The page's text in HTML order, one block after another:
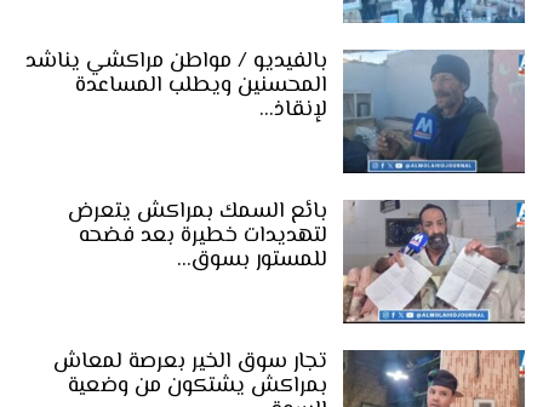
بالفيديو / مواطن مراكشي يناشد
المحسنين ويطلب المساعدة
لإنقاذ…
بائع السمك بمراكش يتعرض
لتهديدات خطيرة بعد فضحه
للمستور بسوق…
تجار سوق الخير بعرصة لمعاش
بمراكش يشتكون من وضعية